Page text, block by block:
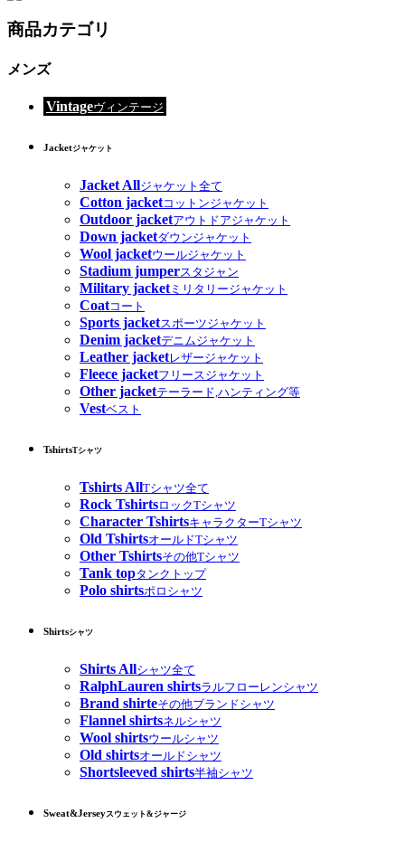
商品カテゴリ
メンズ
Vintageヴィンテージ
Jacketジャケット
Jacket Allジャケット全て
Cotton jacketコットンジャケット
Outdoor jacketアウトドアジャケット
Down jacketダウンジャケット
Wool jacketウールジャケット
Stadium jumperスタジャン
Military jacketミリタリージャケット
Coatコート
Sports jacketスポーツジャケット
Denim jacketデニムジャケット
Leather jacketレザージャケット
Fleece jacketフリースジャケット
Other jacketテーラード,ハンティング等
Vestベスト
TshirtsTシャツ
Tshirts AllTシャツ全て
Rock TshirtsロックTシャツ
Character TshirtsキャラクターTシャツ
Old TshirtsオールドTシャツ
Other Tshirtsその他Tシャツ
Tank topタンクトップ
Polo shirtsポロシャツ
Shirtsシャツ
Shirts Allシャツ全て
RalphLauren shirtsラルフローレンシャツ
Brand shirteその他ブランドシャツ
Flannel shirtsネルシャツ
Wool shirtsウールシャツ
Old shirtsオールドシャツ
Shortsleeved shirts半袖シャツ
Sweat&Jerseyスウェット&ジャージ